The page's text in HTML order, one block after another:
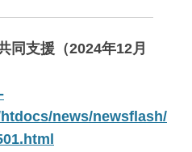
支援（2024年12月
news/newsflash/